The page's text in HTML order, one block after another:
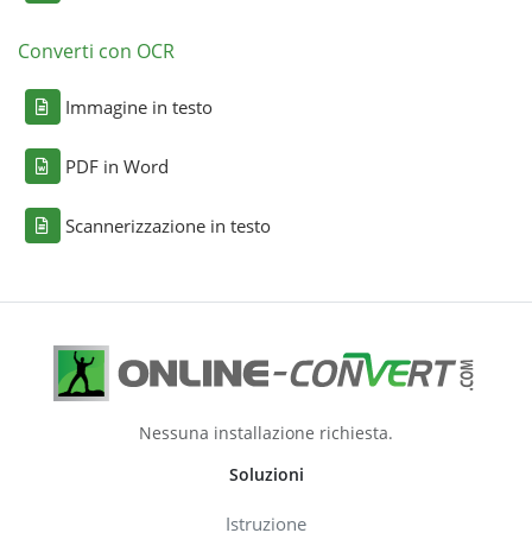
Converti con OCR
Immagine in testo
PDF in Word
Scannerizzazione in testo
Nessuna installazione richiesta.
Soluzioni
Istruzione